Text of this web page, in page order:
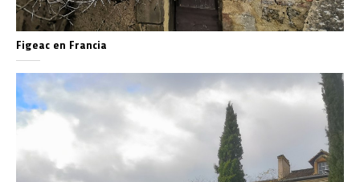
Figeac en Francia